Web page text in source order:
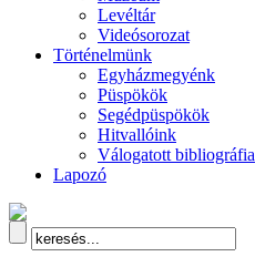
Levéltár
Videósorozat
Történelmünk
Egyházmegyénk
Püspökök
Segédpüspökök
Hitvallóink
Válogatott bibliográfia
Lapozó